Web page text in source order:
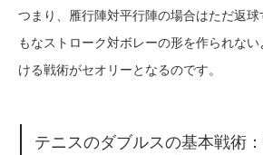
つまり、雁行陣対平行陣の場合はただ返球
もなストローク対ボレーの形を作られな
ける戦術がセオリーとなるのです。
テニスのダブルスの基本戦術